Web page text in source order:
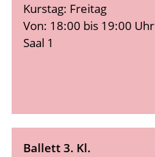
Kurstag: Freitag
Von: 18:00 bis 19:00 Uhr
Saal 1
Ballett 3. Kl.